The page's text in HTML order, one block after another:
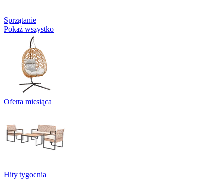
Sprzątanie
Pokaż wszystko
Oferta miesiąca
Hity tygodnia